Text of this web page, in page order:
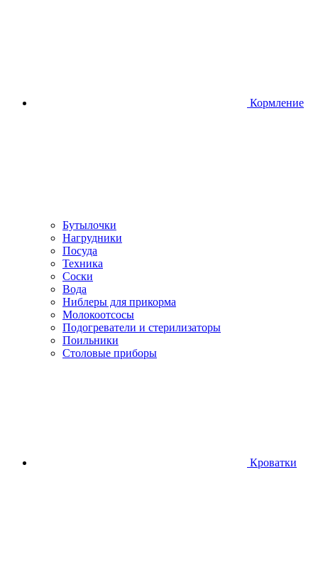
Кормление
Бутылочки
Нагрудники
Посуда
Техника
Соски
Вода
Ниблеры для прикорма
Молокоотсосы
Подогреватели и стерилизаторы
Поильники
Столовые приборы
Кроватки